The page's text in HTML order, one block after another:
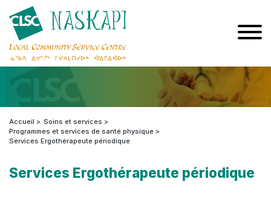
Accueil
Soins et services
Programmes et services de santé physique
Services Ergothérapeute périodique
Services Ergothérapeute périodique